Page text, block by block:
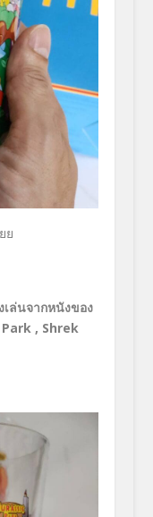
ย
ล่นจากหนังของ
Park , Shrek